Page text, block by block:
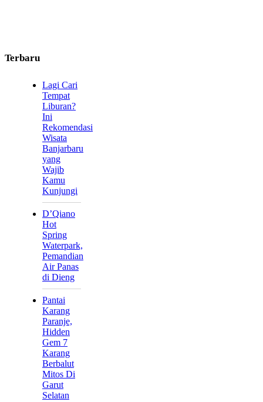
Terbaru
Lagi Cari
Tempat
Liburan?
Ini
Rekomendasi
Wisata
Banjarbaru
yang
Wajib
Kamu
Kunjungi
D’Qiano
Hot
Spring
Waterpark,
Pemandian
Air Panas
di Dieng
Pantai
Karang
Paranje,
Hidden
Gem 7
Karang
Berbalut
Mitos Di
Garut
Selatan